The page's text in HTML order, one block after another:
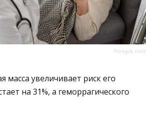
freepik.com
масса увеличивает риск его
на 31%, а геморрагического